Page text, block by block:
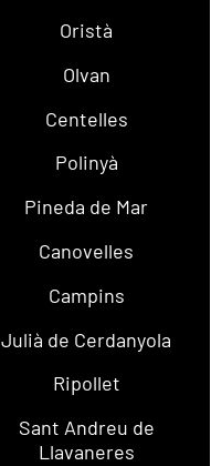
Oristà
Olvan
Centelles
Polinyà
Pineda de Mar
Canovelles
Campins
Julià de Cerdanyola
Ripollet
Sant Andreu de
Llavaneres